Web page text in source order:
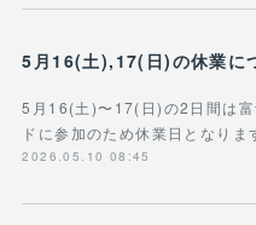
5月16(土),17(日)の休業に
5月16(土)〜17(日)の2日間は富
ドに参加のため休業日となりま
2026.05.10 08:45